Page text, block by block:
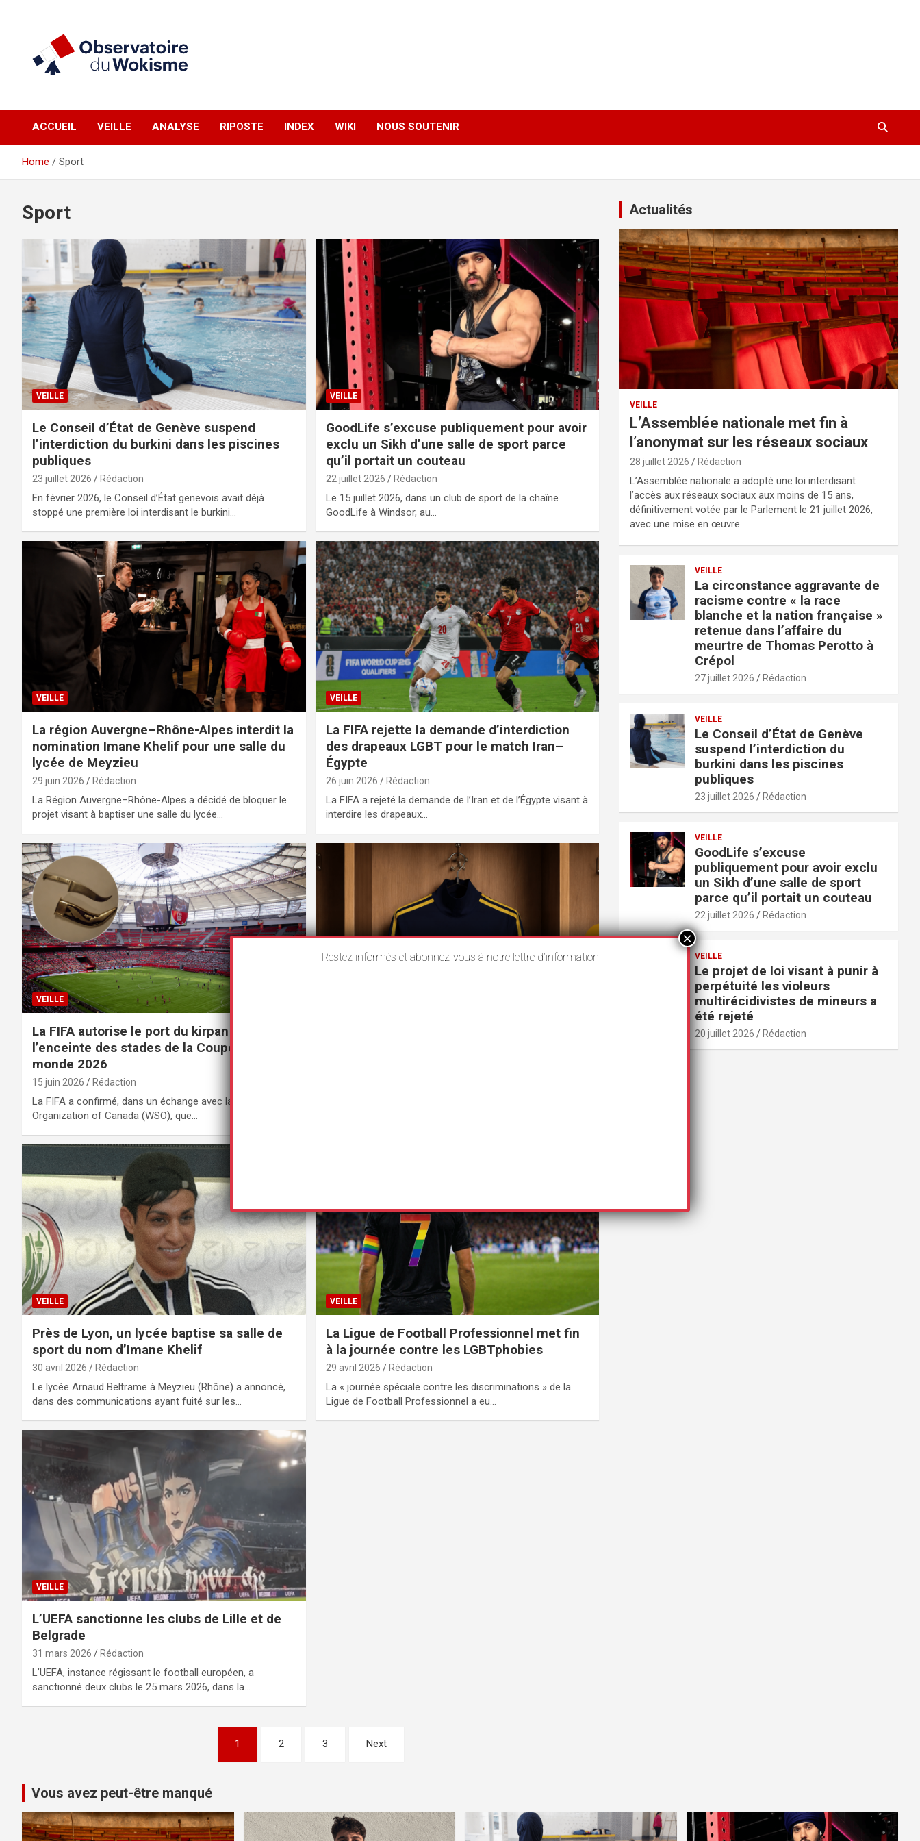
Observatoire du
Wokisme
ACCUEIL VEILLE ANALYSE RIPOSTE INDEX WIKI NOUS SOUTENIR
Home Sport
Sport
VEILLE
Le Conseil d’État de Genève suspend
l’interdiction du burkini dans les piscines
publiques
23 juillet 2026 Rédaction
En février 2026, le Conseil d’État genevois avait déjà
stoppé une première loi interdisant le burkini…
VEILLE
GoodLife s’excuse publiquement pour avoir
exclu un Sikh d’une salle de sport parce
qu’il portait un couteau
22 juillet 2026 Rédaction
Le 15 juillet 2026, dans un club de sport de la chaîne
GoodLife à Windsor, au…
VEILLE
La région Auvergne–Rhône-Alpes interdit la
nomination Imane Khelif pour une salle du
lycée de Meyzieu
29 juin 2026 Rédaction
La Région Auvergne–Rhône-Alpes a décidé de bloquer le
projet visant à baptiser une salle du lycée…
VEILLE
La FIFA rejette la demande d’interdiction
des drapeaux LGBT pour le match Iran–
Égypte
26 juin 2026 Rédaction
La FIFA a rejeté la demande de l’Iran et de l’Égypte visant à
interdire les drapeaux…
VEILLE
La FIFA autorise le port du kirpan sikh dans
l’enceinte des stades de la Coupe du
monde 2026
15 juin 2026 Rédaction
La FIFA a confirmé, dans un échange avec la World Sikh
Organization of Canada (WSO), que…
VEILLE
Près de Lyon, un lycée baptise sa salle de
sport du nom d’Imane Khelif
30 avril 2026 Rédaction
Le lycée Arnaud Beltrame à Meyzieu (Rhône) a annoncé,
dans des communications ayant fuité sur les…
VEILLE
La Ligue de Football Professionnel met fin
à la journée contre les LGBTphobies
29 avril 2026 Rédaction
La « journée spéciale contre les discriminations » de la
Ligue de Football Professionnel a eu…
VEILLE
L’UEFA sanctionne les clubs de Lille et de
Belgrade
31 mars 2026 Rédaction
L’UEFA, instance régissant le football européen, a
sanctionné deux clubs le 25 mars 2026, dans la…
publications
1 2 3 Next
Actualités
VEILLE
L’Assemblée nationale met fin à
l’anonymat sur les réseaux sociaux
28 juillet 2026 Rédaction
L’Assemblée nationale a adopté une loi interdisant
l’accès aux réseaux sociaux aux moins de 15 ans,
définitivement votée par le Parlement le 21 juillet 2026,
avec une mise en œuvre…
VEILLE
La circonstance aggravante de
racisme contre « la race
blanche et la nation française »
retenue dans l’affaire du
meurtre de Thomas Perotto à
Crépol
27 juillet 2026 Rédaction
VEILLE
Le Conseil d’État de Genève
suspend l’interdiction du
burkini dans les piscines
publiques
23 juillet 2026 Rédaction
VEILLE
GoodLife s’excuse
publiquement pour avoir exclu
un Sikh d’une salle de sport
parce qu’il portait un couteau
22 juillet 2026 Rédaction
VEILLE
Le projet de loi visant à punir à
perpétuité les violeurs
multirécidivistes de mineurs a
été rejeté
20 juillet 2026 Rédaction
Vous avez peut-être manqué
Restez informés et abonnez-vous à notre lettre d’information